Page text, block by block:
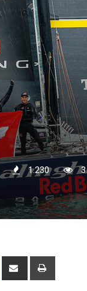
1.230 3
Reddit
Share